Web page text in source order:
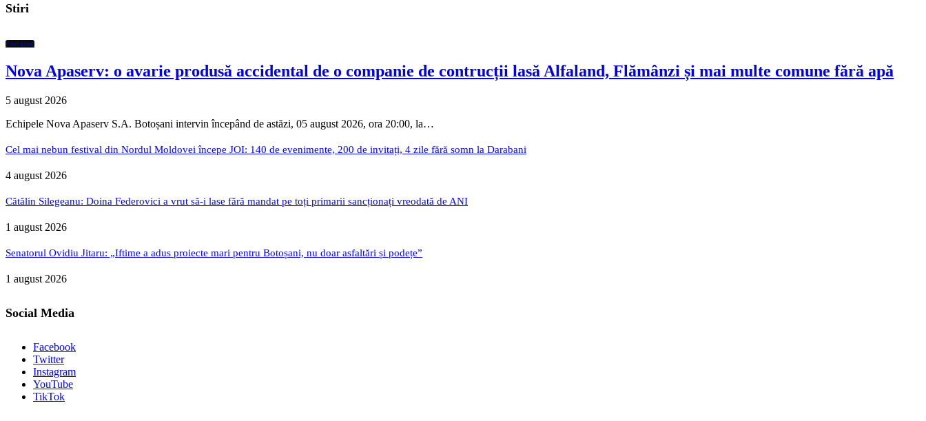
Stiri
Featured
Nova Apaserv: o avarie produsă accidental de o companie de contrucții lasă Alfaland, Flămânzi și mai multe comune fără apă
5 august 2026
Echipele Nova Apaserv S.A. Botoșani intervin începând de astăzi, 05 august 2026, ora 20:00, la…
Cel mai nebun festival din Nordul Moldovei începe JOI: 140 de evenimente, 200 de invitați, 4 zile fără somn la Darabani
4 august 2026
Cătălin Silegeanu: Doina Federovici a vrut să-i lase fără mandat pe toți primarii sancționați vreodată de ANI
1 august 2026
Senatorul Ovidiu Jitaru: „Iftime a adus proiecte mari pentru Botoșani, nu doar asfaltări și podețe”
1 august 2026
Social Media
Facebook
Twitter
Instagram
YouTube
TikTok